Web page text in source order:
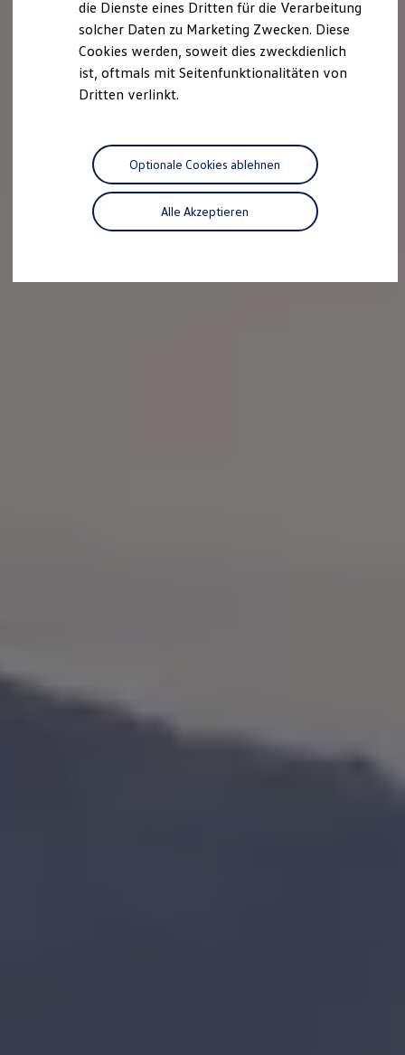
Autonomes Fahren
Mehr zum ID. Buzz
California Welt
California Club
California Magazin & Ratgeber
California Reisen & Erlebnisse
California App
California Lifestyle & Zubehör
Übernachten im California
Unternehmen
Karriere im Autohaus
die Dienste eines Dritten für die Verarbeitung
solcher Daten zu Marketing Zwecken. Diese
Cookies werden, soweit dies zweckdienlich
ist, oftmals mit Seitenfunktionalitäten von
Dritten verlinkt.
Alle Akzeptieren
Optionale Cookies ablehnen